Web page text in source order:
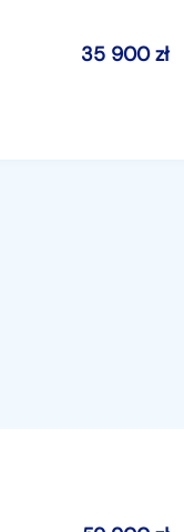
35 900zł